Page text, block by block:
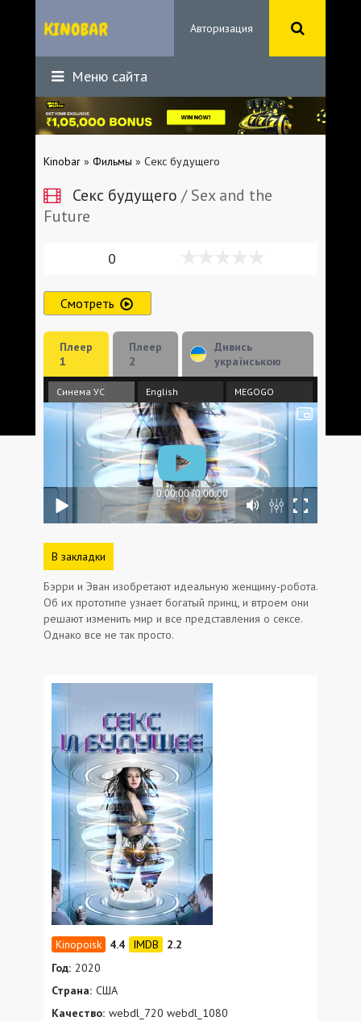
Авторизация
Меню сайта
Kinobar » Фильмы » Секс будущего
Секс будущего / Sex and the
Future
0
Смотреть
Плеер
1
Плеер
2
Дивись
українською
Синема УС English MEGOGO
В закладки
Бэрри и Эван изобретают идеальную женщину-робота.
Об их прототипе узнает богатый принц, и втроем они
решают изменить мир и все представления о сексе.
Однако все не так просто.
4.4
2.2
Год: 2020
Страна: США
Качество: webdl_720 webdl_1080